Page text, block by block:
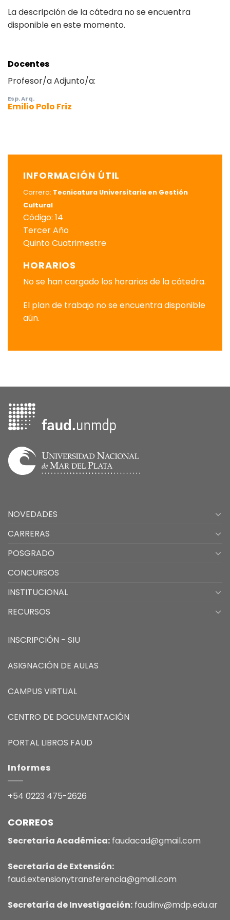
La descripción de la cátedra no se encuentra
disponible en este momento.
Docentes
Profesor/a Adjunto/a:
Esp. Arq.
Emilio Polo Friz
INFORMACIÓN ÚTIL
Carrera: Tecnicatura Universitaria en Gestión
Cultural
Código: 14
Tercer Año
Quinto Cuatrimestre
HORARIOS
No se han cargado los horarios de la cátedra.
El plan de trabajo no se encuentra disponible
aún.
NOVEDADES
CARRERAS
POSGRADO
CONCURSOS
INSTITUCIONAL
RECURSOS
INSCRIPCIÓN - SIU
ASIGNACIÓN DE AULAS
CAMPUS VIRTUAL
CENTRO DE DOCUMENTACIÓN
PORTAL LIBROS FAUD
Informes
+54 0223 475-2626
CORREOS
Secretaría Académica: faudacad@gmail.com
Secretaría de Extensión:
faud.extensionytransferencia@gmail.com
Secretaría de Investigación: faudinv@mdp.edu.ar